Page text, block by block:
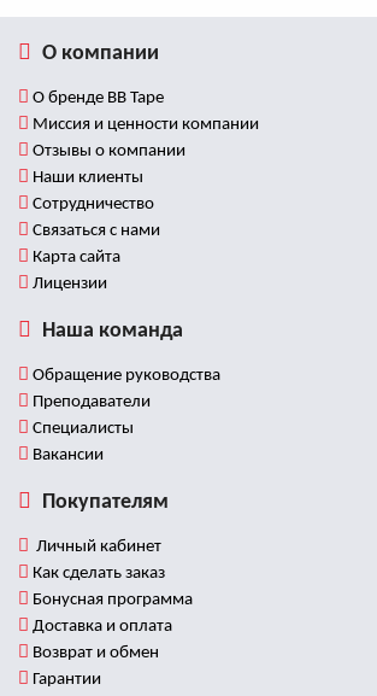
О компании
О бренде BB Tape
Миссия и ценности компании
Отзывы о компании
Наши клиенты
Сотрудничество
Связаться с нами
Карта сайта
Лицензии
Наша команда
Обращение руководства
Преподаватели
Специалисты
Вакансии
Покупателям
Личный кабинет
Как сделать заказ
Бонусная программа
Доставка и оплата
Возврат и обмен
Гарантии